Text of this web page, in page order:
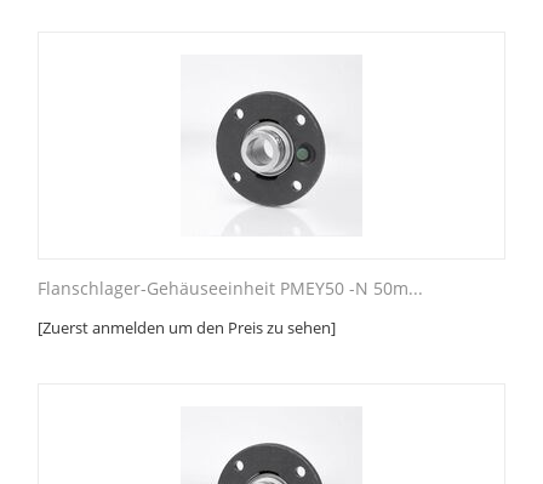
Flanschlager-Gehäuseeinheit PMEY50 -N 50m...
[Zuerst anmelden um den Preis zu sehen]